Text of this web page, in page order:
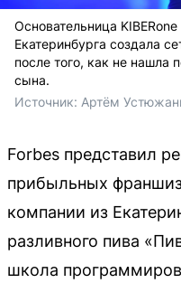
Основательница
Екатеринбурга создала
после того, как не нашла
сына.
Источник: Артём
Forbes представил
прибыльных
компании из
разливного пива
школа